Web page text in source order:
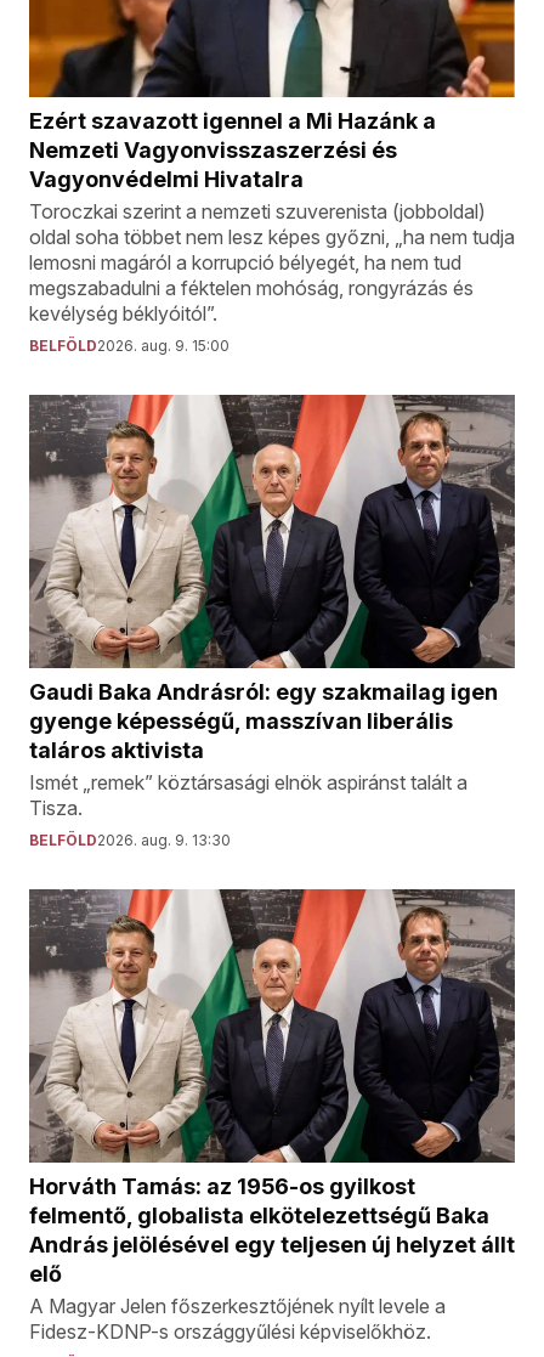
Ezért szavazott igennel a Mi Hazánk a
Nemzeti Vagyonvisszaszerzési és
Vagyonvédelmi Hivatalra
Toroczkai szerint a nemzeti szuverenista (jobboldal)
oldal soha többet nem lesz képes győzni, „ha nem tudja
lemosni magáról a korrupció bélyegét, ha nem tud
megszabadulni a féktelen mohóság, rongyrázás és
kevélység béklyóitól”.
BELFÖLD2026. aug. 9. 15:00
Gaudi Baka Andrásról: egy szakmailag igen
gyenge képességű, masszívan liberális
taláros aktivista
Ismét „remek” köztársasági elnök aspiránst talált a
Tisza.
BELFÖLD2026. aug. 9. 13:30
Horváth Tamás: az 1956-os gyilkost
felmentő, globalista elkötelezettségű Baka
András jelölésével egy teljesen új helyzet állt
elő
A Magyar Jelen főszerkesztőjének nyílt levele a
Fidesz-KDNP-s országgyűlési képviselőkhöz.